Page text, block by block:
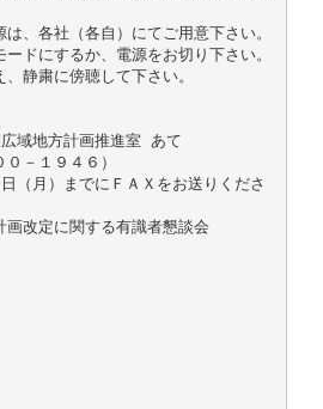
は、各社（各自）にてご用意下さい。
ードにするか、電源をお切り下さい。
静粛に傍聴して下さい。
域地方計画推進室 あて
－１９４６）
（月）までにＦＡＸをお送りくださ
改定に関する有識者懇談会